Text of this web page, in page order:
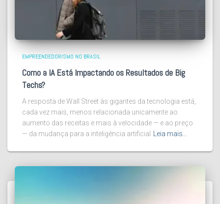
EMPREENDEDORISMO NO BRASIL
Como a IA Está Impactando os Resultados de Big
Techs?
A resposta de Wall Street às gigantes da tecnologia está,
cada vez mais, menos relacionada unicamente ao
aumento das receitas e mais à velocidade — e ao preço
— da mudança para a inteligência artificial
Leia mais…